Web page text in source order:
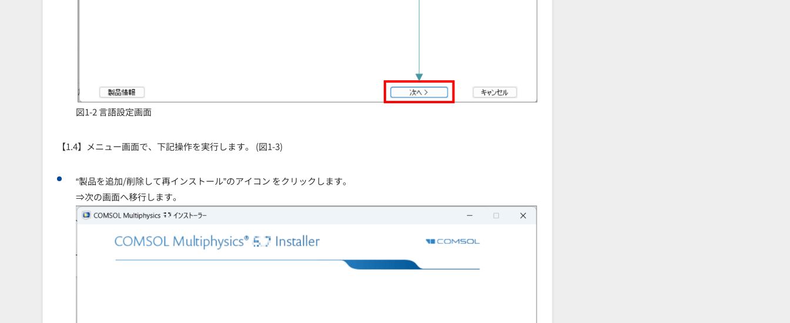
図1-2 言語設定画面
【1.4】メニュー画面で、下記操作を実行します。 (図1-3)
“製品を追加/削除して再インストール”のアイコン をクリックします。
⇒次の画面へ移行します。